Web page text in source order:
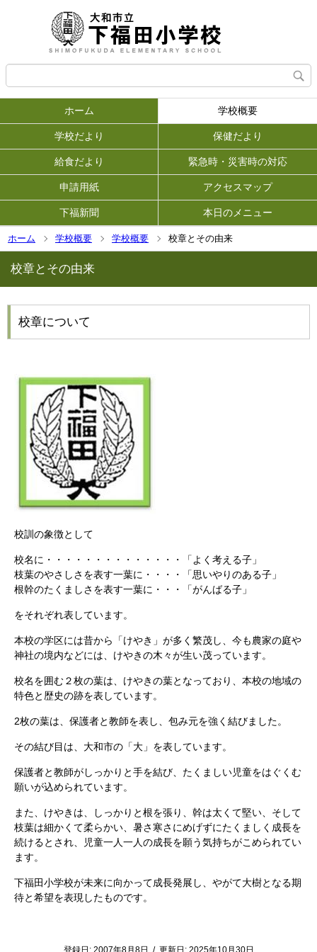
ホーム 学校概要
学校だより 保健だより
給食だより 緊急時・災害時の対応
申請用紙 アクセスマップ
下福新聞 本日のメニュー
ホーム 学校概要 学校概要 校章とその由来
校章とその由来
校章について
校訓の象徴として
校名に・・・・・・・・・・・・・・「よく考える子」
枝葉のやさしさを表す一葉に・・・・「思いやりのある子」
根幹のたくましさを表す一葉に・・・「がんばる子」
をそれぞれ表しています。
本校の学区には昔から「けやき」が多く繁茂し、今も農家の庭や
神社の境内などには、けやきの木々が生い茂っています。
校名を囲む２枚の葉は、けやきの葉となっており、本校の地域の
特色と歴史の跡を表しています。
2枚の葉は、保護者と教師を表し、包み元を強く結びました。
その結び目は、大和市の「大」を表しています。
保護者と教師がしっかりと手を結び、たくましい児童をはぐくむ
願いが込められています。
また、けやきは、しっかりと根を張り、幹は太くて堅い、そして
枝葉は細かくて柔らかい、暑さ寒さにめげずにたくましく成長を
続けるとされ、児童一人一人の成長を願う気持ちがこめられてい
ます。
下福田小学校が未来に向かって成長発展し、やがて大樹となる期
待と希望を表現したものです。
登録日: 2007年8月8日 / 更新日: 2025年10月30日